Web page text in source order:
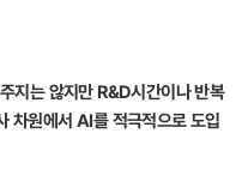
지는 않지만 R&D시간이나 반복
차원에서 AI를 적극적으로 도입